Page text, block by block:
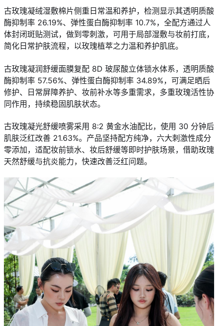
古玫瑰凝绒湿敷棉片侧重日常温和养护，检测显示其透明质酸
酶抑制率 26.19%、弹性蛋白酶抑制率 10.7%，全配方通过人
体封闭斑贴测试，做到零刺激，可用于局部湿敷与妆前打底，
简化日常护肤流程，以玫瑰植萃之力温和养护肌底。
古玫瑰凝润舒缓面膜复配 8D 玻尿酸立体锁水体系，透明质酸
酶抑制率 57.56%、弹性蛋白酶抑制率 34.89%，可满足晒后
修护、日常屏障养护、妆前补水等多重需求，多重玫瑰活性协
同作用，持续稳固肌肤状态。
古玫瑰凝光舒缓喷雾采用 8:2 黄金水油配比，使用 30 分钟后
肌肤泛红改善 21.63%。产品坚持配方纯净，六大刺激性成分
零添加，适配妆前锁水、妆后舒缓等即时护肤场景，借助玫瑰
天然舒缓与抗炎能力，快速改善泛红问题。